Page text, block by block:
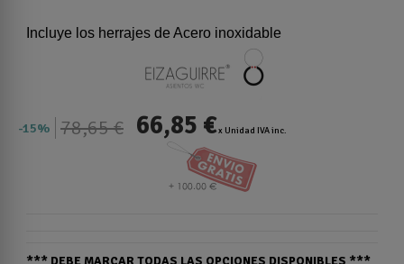
Incluye los herrajes de Acero inoxidable
15% 78,65 € 66,85 €x Unidad IVA inc.
*** DEBE MARCAR TODAS LAS OPCIONES DISPONIBLES ***